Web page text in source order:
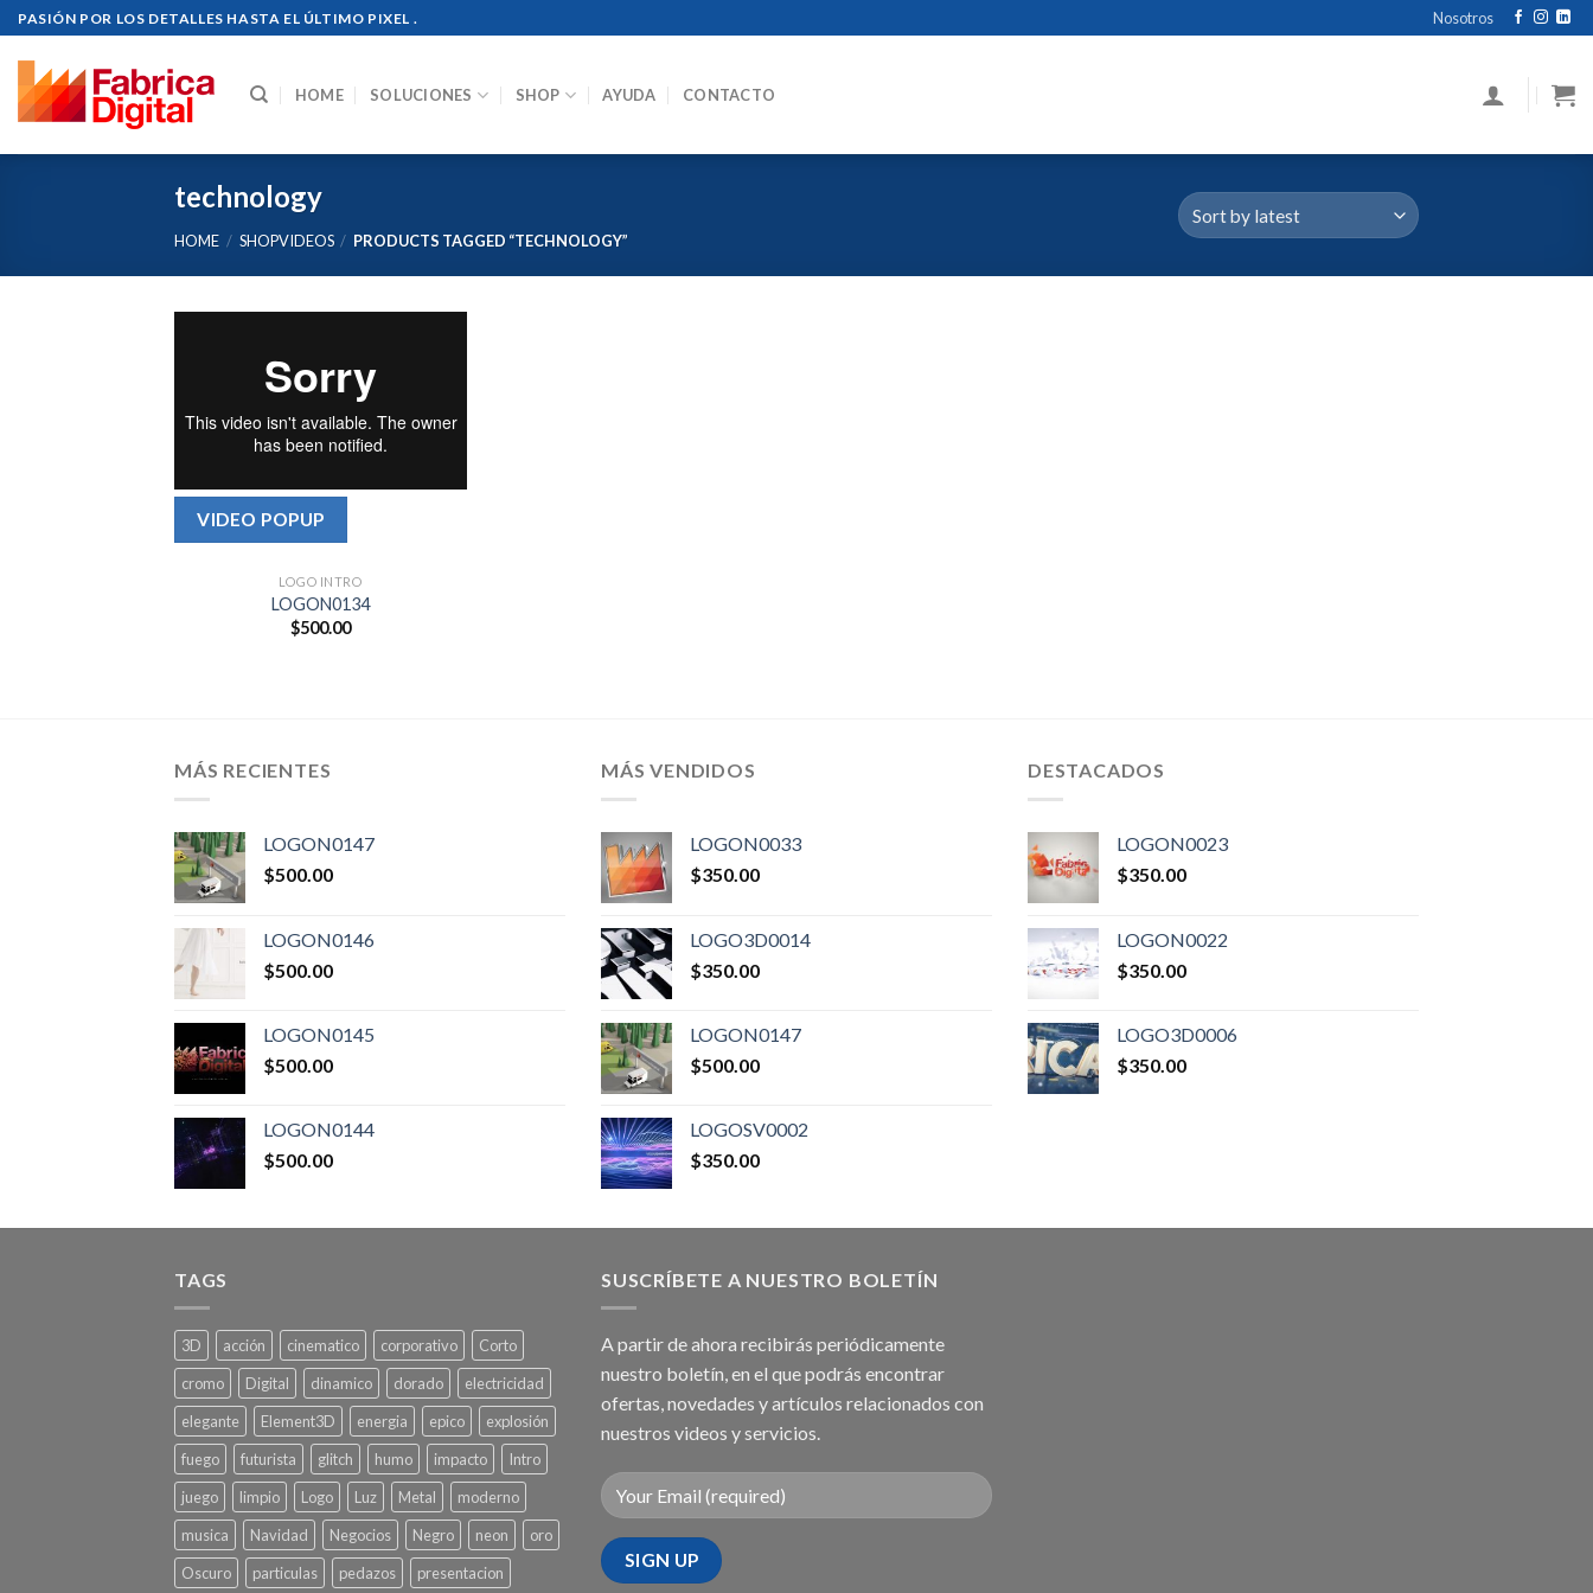
Skip
to
content
PASIÓN POR LOS DETALLES HASTA EL ÚLTIMO PIXEL . Nosotros
HOME SOLUCIONES SHOP AYUDA CONTACTO
technology
HOME / SHOPVIDEOS / PRODUCTS TAGGED “TECHNOLOGY”
VIDEO POPUP
LOGO INTRO
LOGON0134
$500.00
MÁS RECIENTES
LOGON0147
$500.00
LOGON0146
$500.00
LOGON0145
$500.00
LOGON0144
$500.00
MÁS VENDIDOS
LOGON0033
$350.00
LOGO3D0014
$350.00
LOGON0147
$500.00
LOGOSV0002
$350.00
DESTACADOS
LOGON0023
$350.00
LOGON0022
$350.00
LOGO3D0006
$350.00
TAGS
3D acción cinematico corporativo
Corto
cromo
Digital dinamico dorado
electricidad
elegante
Element3D energia epico
explosión
fuego
futurista glitch humo impacto
Intro
juego
limpio Logo Luz Metal
moderno
musica
Navidad Negocios Negro neon
oro
Oscuro
particulas pedazos presentacion
SUSCRÍBETE A NUESTRO BOLETÍN
A partir de ahora recibirás periódicamente
nuestro boletín, en el que podrás encontrar
ofertas, novedades y artículos relacionados con
nuestros videos y servicios.